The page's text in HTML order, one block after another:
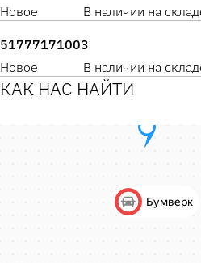
Новое
В наличии на
51777171003
Новое
В наличии на
КАК НАС НАЙТИ